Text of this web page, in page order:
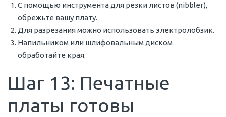
С помощью инструмента для резки листов (nibbler),
обрежьте вашу плату.
Для разрезания можно использовать электролобзик.
Напильником или шлифовальным диском
обработайте края.
Шаг 13: Печатные
платы готовы